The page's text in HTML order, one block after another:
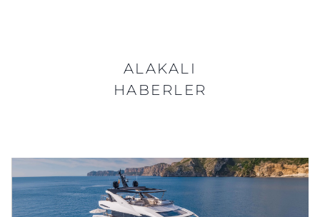
ALAKALI
HABERLER